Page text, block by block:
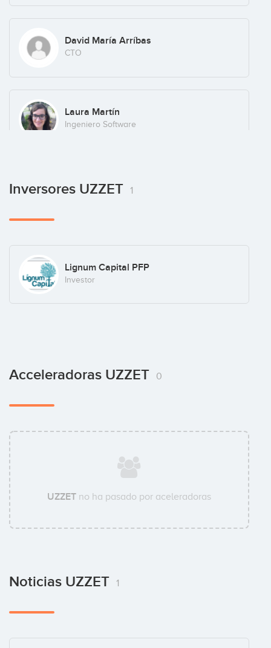
David María Arríbas
CTO
Laura Martín
Ingeniero Software
Inversores UZZET 1
Lignum Capital PFP
Investor
Acceleradoras UZZET 0
UZZET no ha pasado por aceleradoras
Noticias UZZET 1